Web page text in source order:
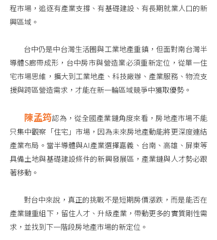
程市場，追逐有產業支撐、有基礎建設、有長期就業人口的新
興區域。
台中仍是中台灣生活圈與工業地產重鎮，但面對南台灣半
導體S廊帶成形，台中房市與營造業必須重新定位，從單一住
宅市場思維，擴大到工業地產、科技廠辦、產業服務、物流支
援與跨區營造需求，才能在新一輪區域競爭中獲取優勢。
陳孟筠認為，從全國產業鏈角度來看，房地產市場不能
只集中觀察「住宅」市場，因為未來房地產動能將更深度連結
產業布局。當半導體與AI產業選擇嘉義、台南、高雄、屏東等
具備土地與基礎建設條件的新興發展區，產業鏈與人才勢必跟
著移動。
對台中來說，真正的挑戰不是短期房價漲跌，而是能否在
產業鏈重組下，留住人才、升級產業，帶動更多的實質剛性需
求，並找到下一階段房地產市場的新定位。